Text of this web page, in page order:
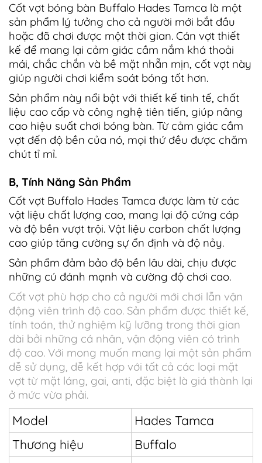
Cốt vợt bóng bàn Buffalo Hades Tamca là một
sản phẩm lý tưởng cho cả người mới bắt đầu
hoặc đã chơi được một thời gian. Cán vợt thiết
kế để mang lại cảm giác cầm nắm khá thoải
mái, chắc chắn và bề mặt nhẵn mịn, cốt vợt này
giúp người chơi kiểm soát bóng tốt hơn.
Sản phẩm này nổi bật với thiết kế tinh tế, chất
liệu cao cấp và công nghệ tiên tiến, giúp nâng
cao hiệu suất chơi bóng bàn. Từ cảm giác cầm
vợt đến độ bền của nó, mọi thứ đều được chăm
chút tỉ mỉ.
B, Tính Năng Sản Phẩm
Cốt vợt Buffalo Hades Tamca được làm từ các
vật liệu chất lượng cao, mang lại độ cứng cáp
và độ bền vượt trội. Vật liệu carbon chất lượng
cao giúp tăng cường sự ổn định và độ nảy.
Sản phẩm đảm bảo độ bền lâu dài, chịu được
những cú đánh mạnh và cường độ chơi cao.
Cốt vợt phù hợp cho cả người mới chơi lẫn vận
động viên trình độ cao. Sản phẩm được thiết kế,
tính toán, thử nghiệm kỹ lưỡng trong thời gian
dài bởi những cá nhân, vận động viên có trình
độ cao. Với mong muốn mang lại một sản phẩm
dễ sử dụng, dễ kết hợp với tất cả các loại mặt
vợt từ mặt láng, gai, anti, đặc biệt là giá thành lại
ở mức vừa phải.
Model
Hades Tamca
Thương hiệu
Buffalo